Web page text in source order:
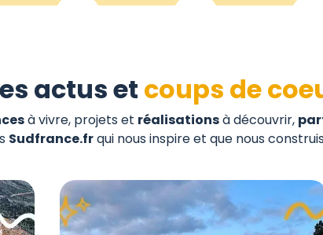
actus et coups de
à vivre, projets et réalisationsà découvrir,
Sudfrance.frqui nous inspire et que nous